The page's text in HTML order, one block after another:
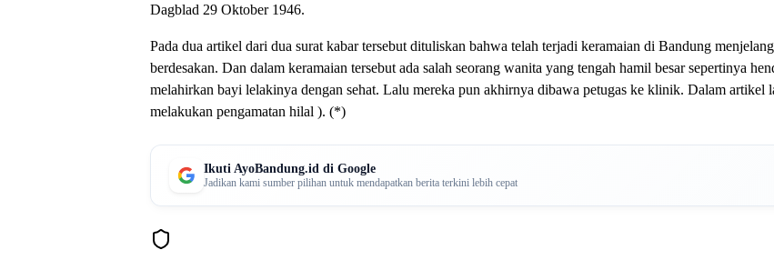
Dagblad 29 Oktober 1946.
Pada dua artikel dari dua surat kabar tersebut dituliskan bahwa telah terjadi keramaian di Bandung
berdesakan. Dan dalam keramaian tersebut ada salah seorang wanita yang tengah hamil besar sepertinya
melahirkan bayi lelakinya dengan sehat. Lalu mereka pun akhirnya dibawa petugas ke klinik. Dalam
melakukan pengamatan hilal ). (*)
Ikuti AyoBandung.id di Google
Jadikan kami sumber pilihan untuk mendapatkan berita terkini lebih cepat